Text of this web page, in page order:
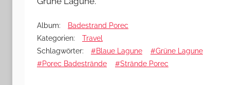
Album:
Badestrand Porec
Kategorien:
Travel
Schlagwörter:
#Blaue Lagune
#Grüne Lagune
#Porec Badestrände
#Strände Porec